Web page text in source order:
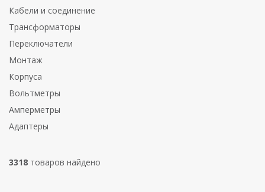
Кабели и соединение
Трансформаторы
Переключатели
Монтаж
Корпуса
Вольтметры
Амперметры
Адаптеры
3318 товаров найдено